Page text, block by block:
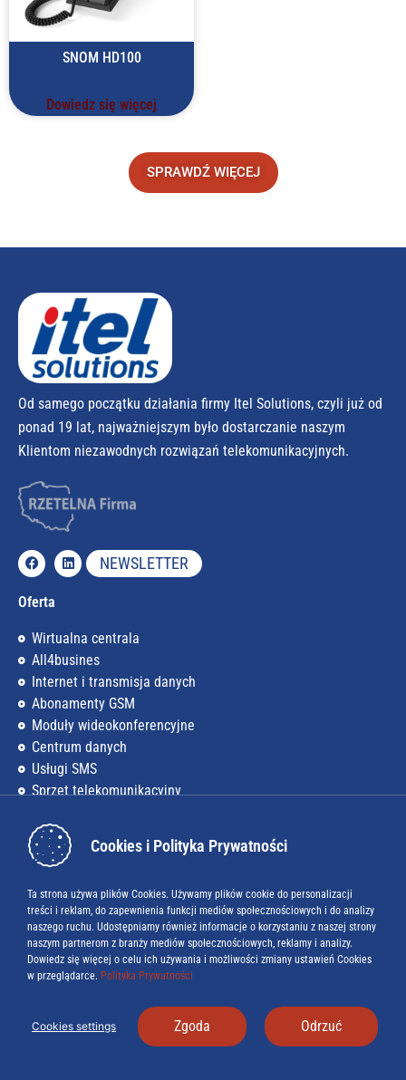
SNOM HD100
Dowiedz się więcej
SPRAWDŹ WIĘCEJ
Od samego początku działania firmy Itel Solutions, czyli już od
ponad 19 lat, najważniejszym było dostarczanie naszym
Klientom niezawodnych rozwiązań telekomunikacyjnych.
NEWSLETTER
Oferta
Wirtualna centrala
All4busines
Internet i transmisja danych
Abonamenty GSM
Moduły wideokonferencyjne
Centrum danych
Usługi SMS
Sprzęt telekomunikacyjny
Firma
O nas
Baza wiedzy
Blog
Do pobrania
Cookies i Polityka Prywatności
Ta strona używa plików Cookies. Używamy plików cookie do personalizacji
treści i reklam, do zapewnienia funkcji mediów społecznościowych i do analizy
naszego ruchu. Udostępniamy również informacje o korzystaniu z naszej strony
naszym partnerom z branży mediów społecznościowych, reklamy i analizy.
Dowiedz się więcej o celu ich używania i możliwości zmiany ustawień Cookies
w przeglądarce. Polityka Prywatności
Cookies settings Zgoda Odrzuć